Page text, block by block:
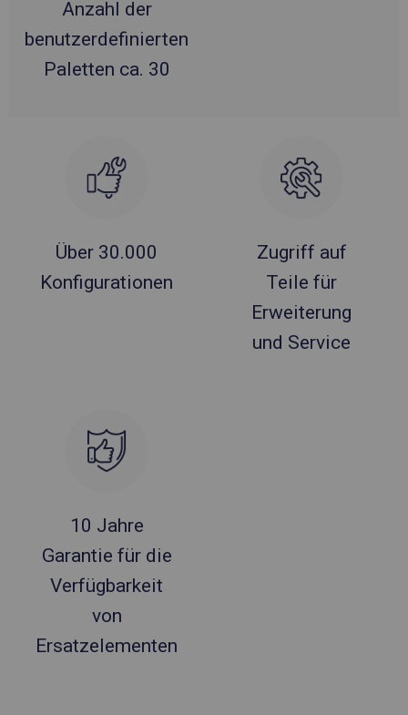
Anzahl der
benutzerdefinierten
Paletten ca. 30
Über 30.000
Konfigurationen
Zugriff auf
Teile für
Erweiterung
und Service
10 Jahre
Garantie für die
Verfügbarkeit
von
Ersatzelementen